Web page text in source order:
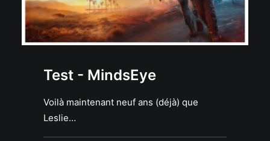
Test - MindsEye
Voilà maintenant neuf ans (déjà) que
Leslie…